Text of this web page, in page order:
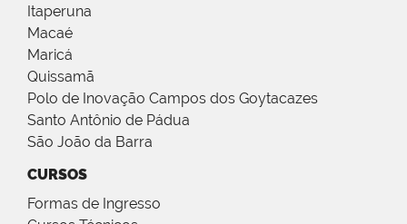
Itaperuna
Macaé
Maricá
Quissamã
Polo de Inovação Campos dos Goytacazes
Santo Antônio de Pádua
São João da Barra
CURSOS
Formas de Ingresso